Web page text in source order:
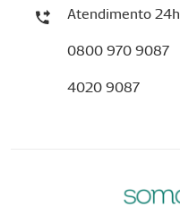
Atendimento 24h
0800 970 9087
4020 9087